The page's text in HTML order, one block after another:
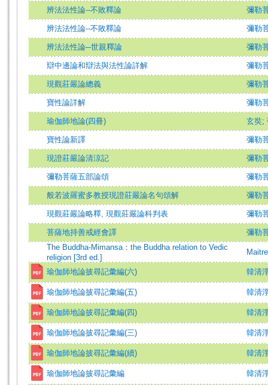
辨法法性論--不敗釋論
彌勒
辨法法性論--不敗釋論 彌勒
辨法法性論─世親釋論 彌勒
辯中邊論和辯法與法性論詳解 彌勒
現觀莊嚴論總義 彌勒
寶性論詳解 彌勒
瑜伽師地論(四冊) 玄奘;
寶性論新譯 彌勒
現證莊嚴論清涼記 彌勒
彌勒菩薩五部論頌 彌勒
般若波羅蜜多教授現證莊嚴論名句頌解 彌勒
現觀莊嚴論略釋, 現觀莊嚴論科判表 彌勒
菩薩地持善戒經會譯
彌勒
The Buddha-Mimansa：the Buddha relation to Vedic
religion [3rd ed.]
瑜伽師地論披尋記彙編(六) 韓清
瑜伽師地論披尋記彙編(五) 韓清
瑜伽師地論披尋記彙編(四) 韓清
瑜伽師地論披尋記彙編(三) 韓清
瑜伽師地論披尋記彙編(續) 韓清
瑜伽師地論披尋記彙編 韓清